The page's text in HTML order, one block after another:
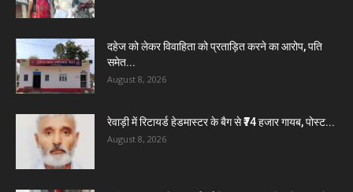
दहेज को लेकर विवाहिता को प्रताड़ित करने का आरोप, पति
समेत...
August 8, 2026
रेवाड़ी में रिटायर्ड हेडमास्टर के बैग से ₹74 हजार गायब, पोस्ट...
August 8, 2026